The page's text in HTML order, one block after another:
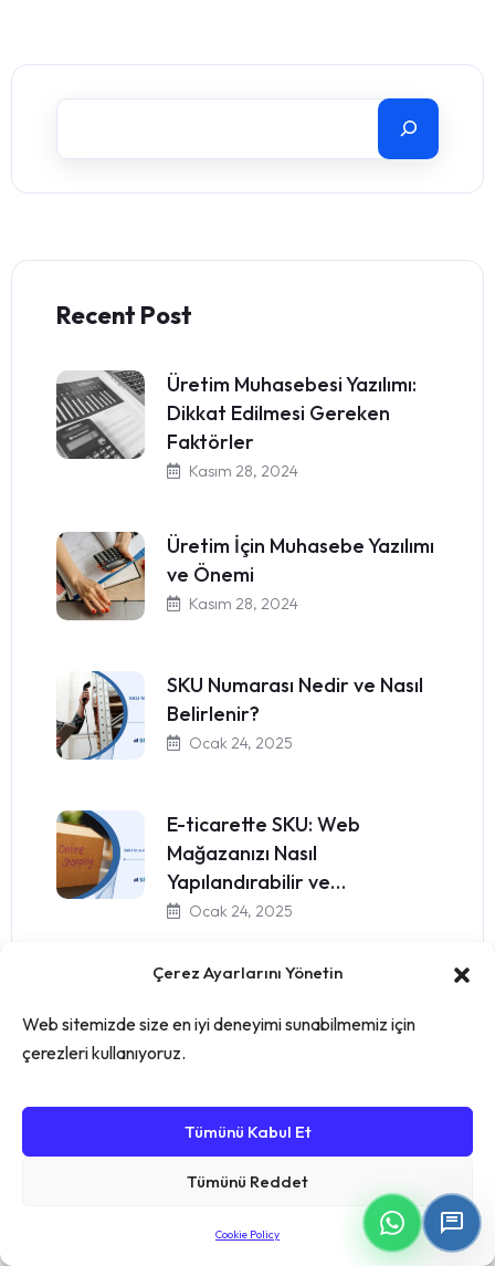
Çerez Ayarlarını Yönetin
Web sitemizde size en iyi deneyimi sunabilmemiz için
çerezleri kullanıyoruz.
Tümünü Kabul Et
Tümünü Reddet
Cookie Policy
Recent Post
Üretim Muhasebesi Yazılımı:
Dikkat Edilmesi Gereken
Faktörler
Kasım 28, 2024
Üretim İçin Muhasebe Yazılımı
ve Önemi
Kasım 28, 2024
SKU Numarası Nedir ve Nasıl
Belirlenir?
Ocak 24, 2025
E-ticarette SKU: Web
Mağazanızı Nasıl
Yapılandırabilir ve…
Ocak 24, 2025
QuickBooks ve Skala
Entegrasyonu: Üretim